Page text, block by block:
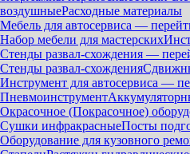
воздушныеРасходные материалы
Мебель для автосервиса —
Набор мебели для мастерских
Стенды развал-схождения —
Стенды развал-схождения
Инструмент для автосервиса —
Пневмоинструмент
Окрасочное (Покрасочное)
Сушки инфракрасныеПосты
Оборудование для кузовного